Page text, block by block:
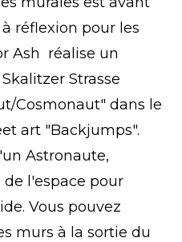
réflexion pour les
Ash réalise un
Strasse
Cosmonaut" dans le
art "Backjumps".
Astronaute,
l'espace pour
Vous pouvez
murs à la sortie du